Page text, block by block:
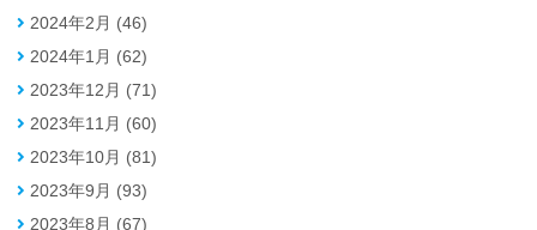
2024年2月 (46)
2024年1月 (62)
2023年12月 (71)
2023年11月 (60)
2023年10月 (81)
2023年9月 (93)
2023年8月 (67)